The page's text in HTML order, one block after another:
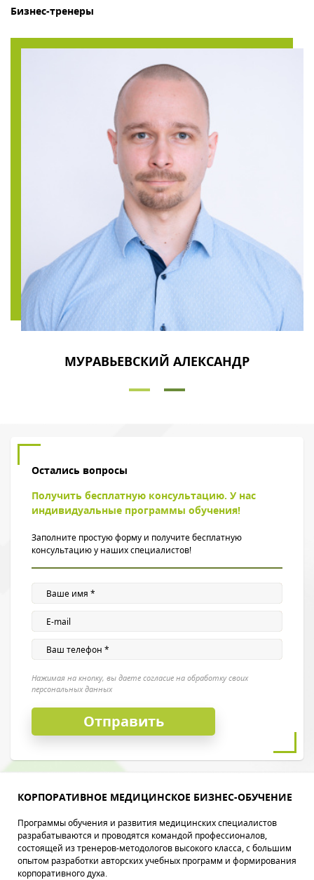
Бизнес-тренеры
МУРАВЬЕВСКИЙ АЛЕКСАНДР
Остались вопросы
Получить бесплатную консультацию. У нас
индивидуальные программы обучения!
Заполните простую форму и получите бесплатную
консультацию у наших специалистов!
Нажимая на кнопку, вы даете согласие на обработку своих
персональных данных
КОРПОРАТИВНОЕ МЕДИЦИНСКОЕ БИЗНЕС-ОБУЧЕНИЕ
Программы обучения и развития медицинских специалистов
разрабатываются и проводятся командой профессионалов,
состоящей из тренеров-методологов высокого класса, с большим
опытом разработки авторских учебных программ и формирования
корпоративного духа.